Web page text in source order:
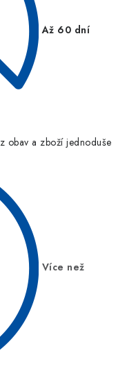
Až 60 dní
obav a zboží jednoduše
Více než